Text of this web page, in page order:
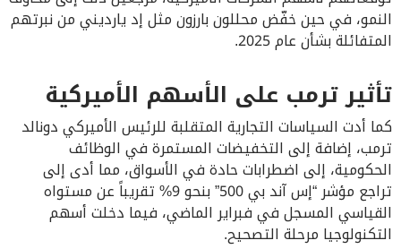
النمو، في حين خفّض محللون بارزون مثل إد يارديني من نبرتهم
المتفائلة بشأن عام 2025.
تأثير ترمب على الأسهم الأميركية
كما أدت السياسات التجارية المتقلبة للرئيس الأميركي دونالد
ترمب، إضافة إلى التخفيضات المستمرة في الوظائف
الحكومية، إلى اضطرابات حادة في الأسواق، مما أدى إلى
تراجع مؤشر “إس آند بي 500” بنحو 9% تقريباً عن مستواه
القياسي المسجل في فبراير الماضي، فيما دخلت أسهم
التكنولوجيا مرحلة التصحيح.